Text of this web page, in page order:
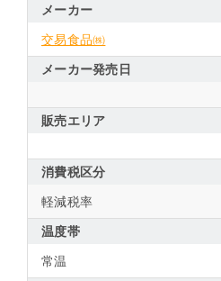
メーカー
交易食品㈱
メーカー発売日
販売エリア
消費税区分
軽減税率
温度帯
常温